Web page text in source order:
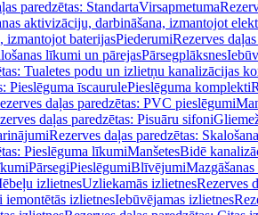
paredzētas: StandartaVirsapmetuma
aktivizāciju, darbināšana, izmantojot
izmantojot baterijasPiederumiRezerves
līkumi un pārejasPārsegplāksnes
Tualetes podu un izlietņu kanalizācijas
Pieslēguma īscaurulePieslēguma komplekti
daļas paredzētas: PVC pieslēgumi
daļas paredzētas: Pisuāru sifoni
Rezerves daļas paredzētas:
Pieslēguma līkumiManšetesBidē
PārsegiPieslēgumiBlīvējumiMazgāšanas
izlietnesUzliekamās izlietnesRezerves
iemontētās izlietnesIebūvējamas izlietnes